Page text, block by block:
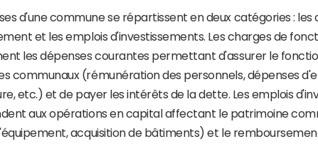
d'une commune se répartissent en deux catégories : les
et les emplois d'investissements. Les charges de
les dépenses courantes permettant d'assurer le
communaux (rémunération des personnels, dépenses
etc.) et de payer les intérêts de la dette. Les emplois
aux opérations en capital affectant le patrimoine
acquisition de bâtiments) et le